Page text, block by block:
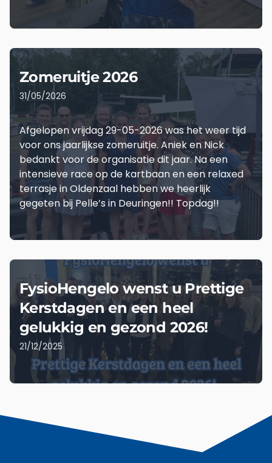
Zomeruitje 2026
31/05/2026
Afgelopen vrijdag 29-05-2026 was het weer tijd
voor ons jaarlijkse zomeruitje. Aniek en Nick
bedankt voor de organisatie dit jaar. Na een
intensieve race op de kartbaan en een relaxed
terrasje in Oldenzaal hebben we heerlijk
gegeten bij Pelle’s in Deuringen!! Topdag!!
FysioHengelo wenst u Prettige
Kerstdagen en een heel
gelukkig en gezond 2026!
21/12/2025